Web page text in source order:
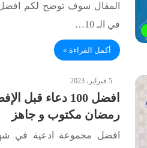
المقال سوف توضح لكم افضل
في الـ 10…
أكمل القراءة »
5 فبراير، 2023
افضل 100 دعاء قبل
رمضان مكتوب و جاهز
افضل مجموعة ادعية في